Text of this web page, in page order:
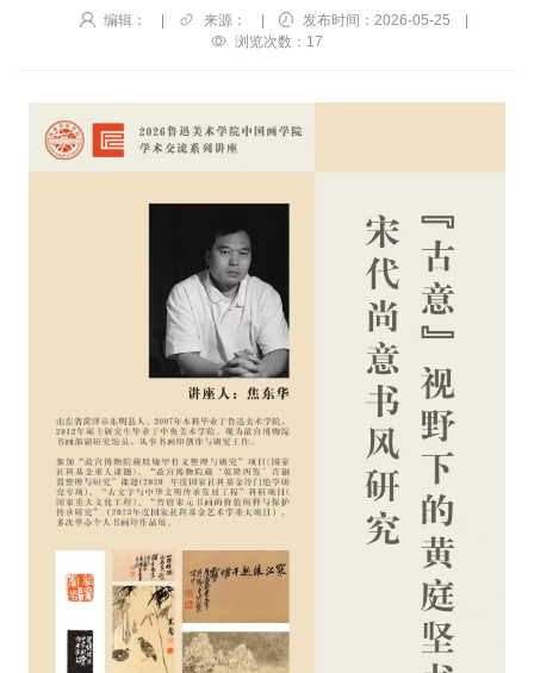
编辑： | 来源： | 发布时间：2026-05-25
|
浏览次数： 17